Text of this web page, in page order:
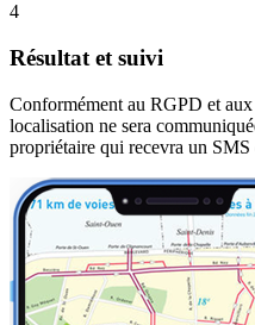
4
Résultat et suivi
Conformément au RGPD et
localisation ne sera
propriétaire qui recevra un